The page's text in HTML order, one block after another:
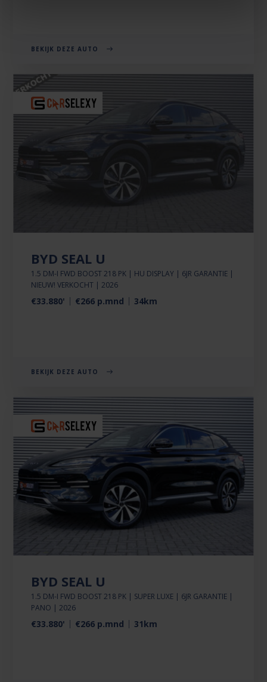
BEKIJK DEZE AUTO
BYD SEAL U
1.5 DM-I FWD BOOST 218 PK | HU DISPLAY | 6JR GARANTIE |
NIEUW! VERKOCHT | 2026
€33.880' €266 p.mnd 34km
BEKIJK DEZE AUTO
BYD SEAL U
1.5 DM-I FWD BOOST 218 PK | SUPER LUXE | 6JR GARANTIE |
PANO | 2026
€33.880' €266 p.mnd 31km